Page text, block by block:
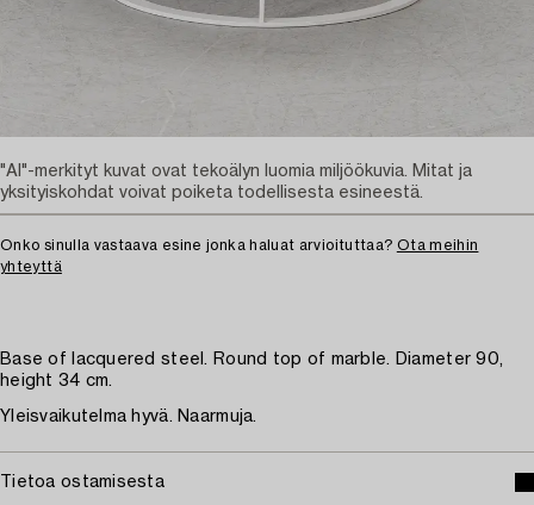
Onko sinulla vastaava esine jonka haluat arvioituttaa? Ota meihin
yhteyttä
Base of lacquered steel. Round top of marble. Diameter 90,
height 34 cm.
Yleisvaikutelma hyvä. Naarmuja.
Tietoa ostamisesta
"AI"-merkityt kuvat ovat tekoälyn luomia miljöökuvia. Mitat ja
yksityiskohdat voivat poiketa todellisesta esineestä.